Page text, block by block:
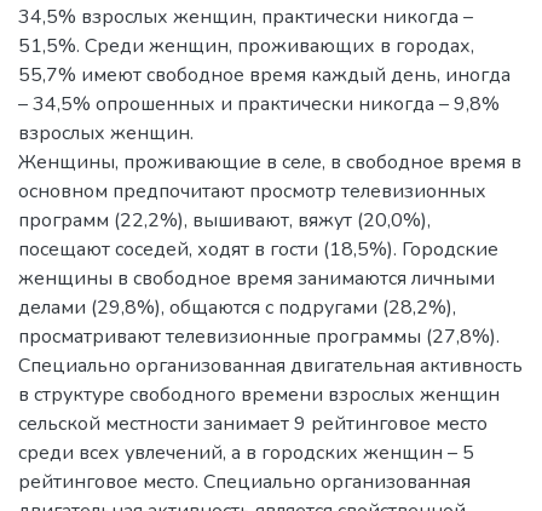
34,5% взрослых женщин, практически никогда –
51,5%. Среди женщин, проживающих в городах,
55,7% имеют свободное время каждый день, иногда
– 34,5% опрошенных и практически никогда – 9,8%
взрослых женщин.
Женщины, проживающие в селе, в свободное время в
основном предпочитают просмотр телевизионных
программ (22,2%), вышивают, вяжут (20,0%),
посещают соседей, ходят в гости (18,5%). Городские
женщины в свободное время занимаются личными
делами (29,8%), общаются с подругами (28,2%),
просматривают телевизионные программы (27,8%).
Специально организованная двигательная активность
в структуре свободного времени взрослых женщин
сельской местности занимает 9 рейтинговое место
среди всех увлечений, а в городских женщин – 5
рейтинговое место. Специально организованная